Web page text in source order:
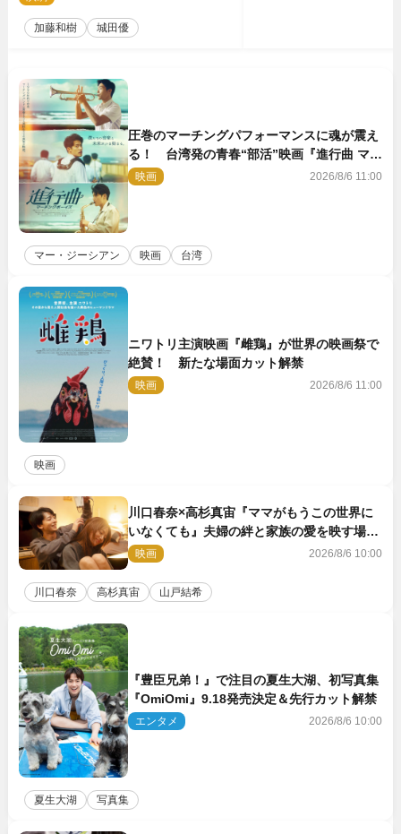
加藤和樹 城田優
圧巻のマーチングパフォーマンスに魂が震え
る！ 台湾発の青春“部活”映画『進行曲 マー
チングボーイズ』予告解禁
映画 2026/8/6 11:00
マー・ジーシアン 映画 台湾
ニワトリ主演映画『雌鶏』が世界の映画祭で
絶賛！ 新たな場面カット解禁
映画 2026/8/6 11:00
映画
川口春奈×高杉真宙『ママがもうこの世界に
いなくても』夫婦の絆と家族の愛を映す場面
写真公開
映画 2026/8/6 10:00
川口春奈 高杉真宙 山戸結希
『豊臣兄弟！』で注目の夏生大湖、初写真集
『OmiOmi』9.18発売決定＆先行カット解禁
エンタメ 2026/8/6 10:00
夏生大湖 写真集